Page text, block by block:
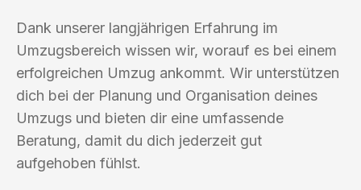
Dank unserer langjährigen Erfahrung im
Umzugsbereich wissen wir, worauf es bei einem
erfolgreichen Umzug ankommt. Wir unterstützen
dich bei der Planung und Organisation deines
Umzugs und bieten dir eine umfassende
Beratung, damit du dich jederzeit gut
aufgehoben fühlst.